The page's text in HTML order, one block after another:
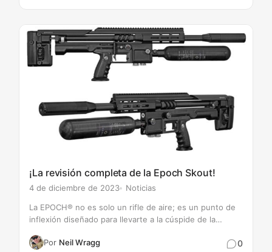
¡La revisión completa de la Epoch Skout!
4 de diciembre de 2023 Noticias
Por Neil Wragg
La EPOCH® no es solo un rifle de aire; es un punto de
inflexión diseñado para llevarte a la cúspide de la
experimentado como una estrella en ascenso, esta obra
0